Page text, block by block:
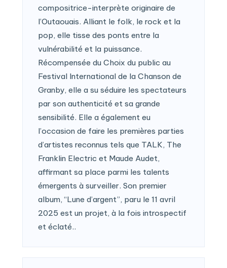
compositrice-interprète originaire de
l’Outaouais. Alliant le folk, le rock et la
pop, elle tisse des ponts entre la
vulnérabilité et la puissance.
Récompensée du Choix du public au
Festival International de la Chanson de
Granby, elle a su séduire les spectateurs
par son authenticité et sa grande
sensibilité. Elle a également eu
l’occasion de faire les premières parties
d’artistes reconnus tels que TALK, The
Franklin Electric et Maude Audet,
affirmant sa place parmi les talents
émergents à surveiller. Son premier
album, “Lune d’argent”, paru le 11 avril
2025 est un projet, à la fois introspectif
et éclaté..